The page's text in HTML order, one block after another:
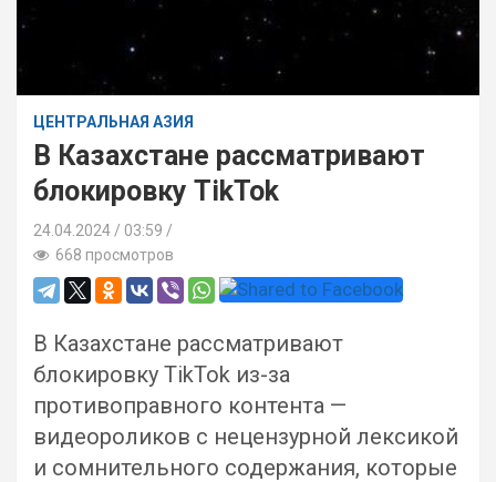
ЦЕНТРАЛЬНАЯ АЗИЯ
В Казахстане рассматривают
блокировку TikTok
24.04.2024
03:59 /
668 просмотров
В Казахстане рассматривают
блокировку TikTok из-за
противоправного контента —
видеороликов с нецензурной лексикой
и сомнительного содержания, которые